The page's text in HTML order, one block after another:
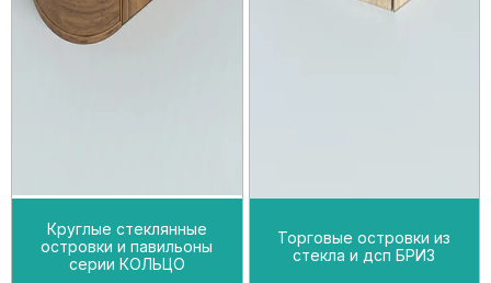
Круглые стеклянные
островки и павильоны
серии КОЛЬЦО
Торговые островки из
стекла и дсп БРИЗ